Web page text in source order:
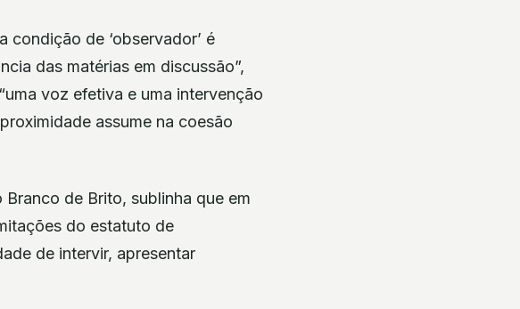
condição de ‘observador’ é
das matérias em discussão”,
voz efetiva e uma intervenção
assume na coesão
de Brito, sublinha que em
do estatuto de
de intervir, apresentar